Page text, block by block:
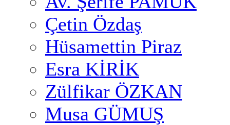
Çetin Özdaş
Hüsamettin Piraz
Esra KİRİK
Zülfikar ÖZKAN
Musa GÜMUŞ